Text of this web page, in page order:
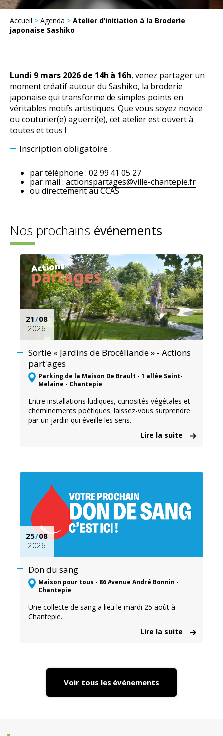
Accueil > Agenda > Atelier d’initiation à la Broderie
japonaise Sashiko
Lundi 9 mars 2026 de 14h à 16h, venez partager un
moment créatif autour du Sashiko, la broderie
japonaise qui transforme de simples points en
véritables motifs artistiques. Que vous soyez novice
ou couturier(e) aguerri(e), cet atelier est ouvert à
toutes et tous !
Inscription obligatoire :
par téléphone : 02 99 41 05 27
par mail : actionspartages@ville-chantepie.fr
ou directementau CCAS
Nos prochains événements
21/08
2026
Sortie « Jardins de Brocéliande » - Actions
part'ages
Parking de la Maison De Brault - 1 allée Saint-
Melaine - Chantepie
Entre installations ludiques, curiosités végétales et
cheminements poétiques, laissez-vous surprendre
par un jardin qui éveille les sens.
Lire la suite
25/08
2026
Don du sang
Maison pour tous - 86 Avenue André Bonnin -
Chantepie
Une collecte de sang a lieu le mardi 25 août à
Chantepie.
Lire la suite
Voir tous les événements